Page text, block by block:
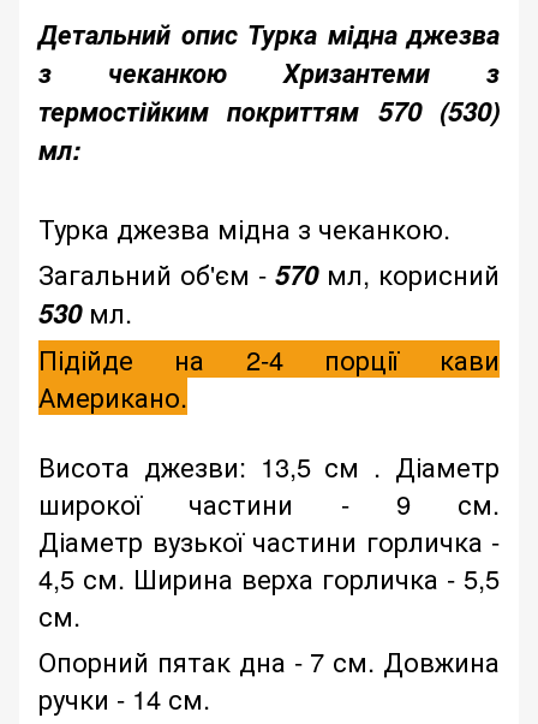
Детальний опис Турка мідна джезва
з чеканкою Хризантеми з
термостійким покриттям 570 (530)
мл:
Турка джезва мідна з чеканкою.
Загальний об'єм - 570 мл, корисний
530 мл.
Підійде на 2-4 порції кави
Американо.
Висота джезви: 13,5 см . Діаметр
широкої частини - 9 см.
Діаметр вузької частини горличка -
4,5 см. Ширина верха горличка - 5,5
см.
Опорний пятак дна - 7 см. Довжина
ручки - 14 см.